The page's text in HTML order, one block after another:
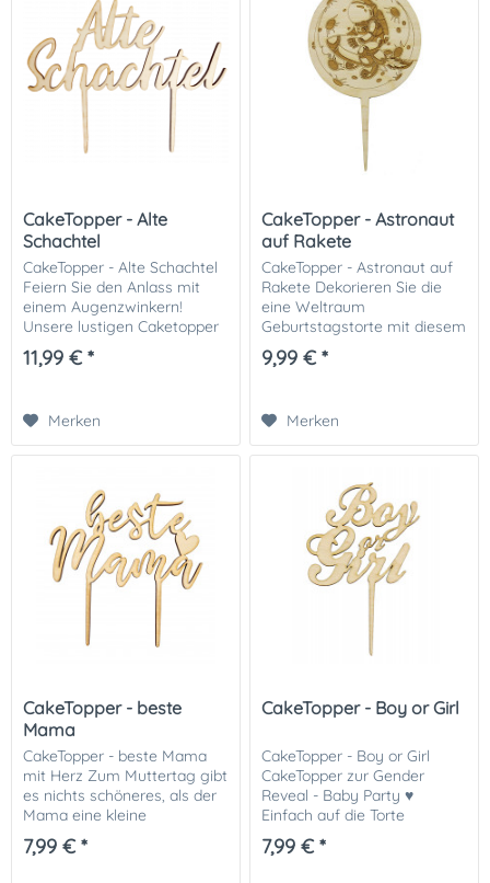
CakeTopper - Alte
Schachtel
CakeTopper - Alte Schachtel
Feiern Sie den Anlass mit
einem Augenzwinkern!
Unsere lustigen Caketopper
'Alte Schachtel' bringen
Lächeln auf jedes Gesicht.
11,99 € *
Merken
CakeTopper - Astronaut
auf Rakete
CakeTopper - Astronaut auf
Rakete Dekorieren Sie die
eine Weltraum
Geburtstagstorte mit diesem
tollen Cake-Topper aus Holz.
Wir empfehlen Ihnen die
9,99 € *
Merken
CakeTopper - beste
Mama
CakeTopper - beste Mama
mit Herz Zum Muttertag gibt
es nichts schöneres, als der
Mama eine kleine
Aufmerksamkeit zu
schenken. Ein Dankeschön
7,99 € *
CakeTopper - Boy or Girl
CakeTopper - Boy or Girl
CakeTopper zur Gender
Reveal - Baby Party ♥
Einfach auf die Torte
stecken- fertig! Passend
dazu bieten wir Streusel in
7,99 € *